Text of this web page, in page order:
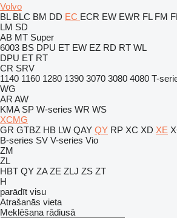
Volvo
BL BLC BM DD EC ECR EW EWR FL FM
LM SD
AB MT Super
6003 BS DPU ET EW EZ RD RT WL
DPU ET RT
CR SRV
1140 1160 1280 1390 3070 3080 4080 T-
WG
AR AW
KMA SP W-series WR WS
XCMG
GR GTBZ HB LW QAY QY RP XC XD XE
B-series SV V-series Vio
ZM
ZL
HBT QY ZA ZE ZLJ ZS ZT
H
parādīt visu
Atrašanās vieta
Meklēšana rādiusā